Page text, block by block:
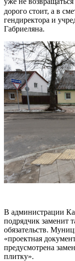
дорого стоит, а в
гендиректора и
Габриеляна.
В администрации
подрядчик заменит
обязательств.
«проектная
предусмотрена
плитку».